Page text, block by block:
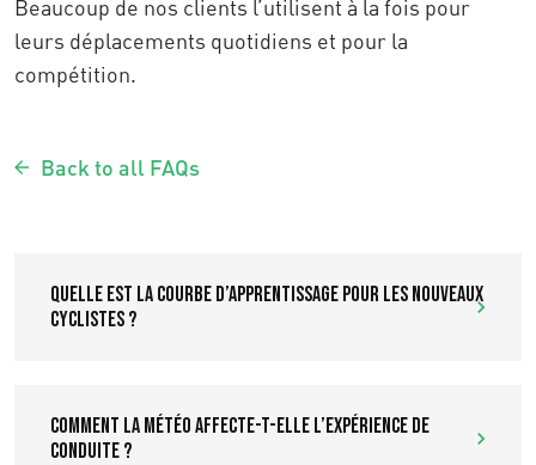
Beaucoup de nos clients l’utilisent à la fois pour
leurs déplacements quotidiens et pour la
compétition.
Back to all FAQs
Quelle est la courbe d’apprentissage pour les nouveaux
cyclistes ?
Comment la météo affecte-t-elle l’expérience de
conduite ?